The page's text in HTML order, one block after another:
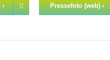
Pressefoto (web) ›